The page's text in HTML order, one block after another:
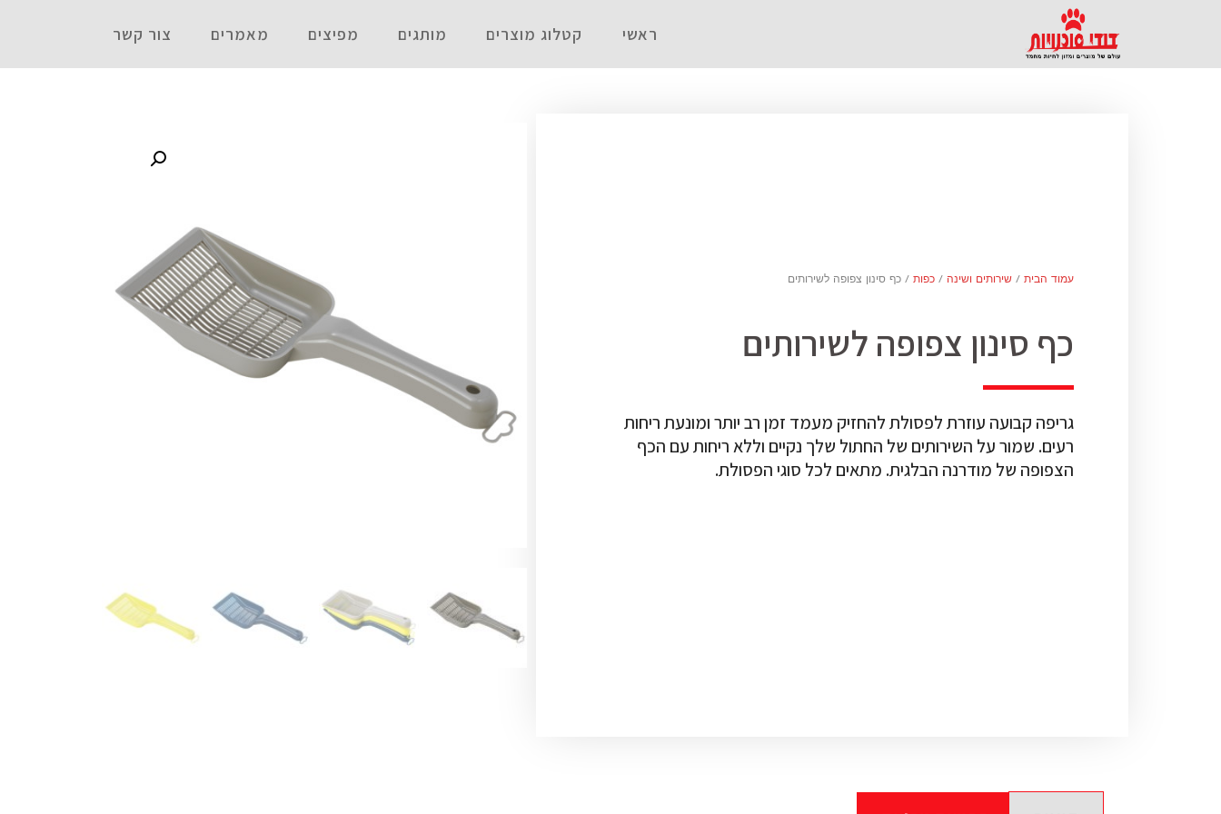
ראשי קטלוג מוצרים מותגים מפיצים מאמרים צור קשר
עמוד הבית / שירותים ושינה / כפות / כף סינון צפופה לשירותים
כף סינון צפופה לשירותים
גריפה קבועה עוזרת לפסולת להחזיק מעמד זמן רב יותר ומונעת ריחות
רעים. שמור על השירותים של החתול שלך נקיים וללא ריחות עם הכף
הצפופה של מודרנה הבלגית. מתאים לכל סוגי הפסולת.